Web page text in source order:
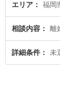
エリア 福岡
相談内容 離
詳細条件 未